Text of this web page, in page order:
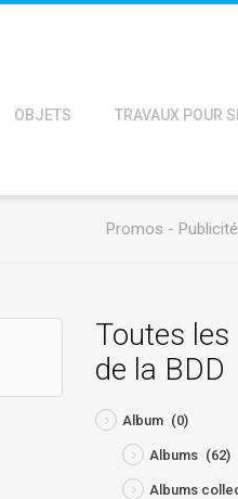
OBJETS TRAVAUX POUR
Promos -
Toutes
de la BDD
Album (0)
Albums (62)
Albums